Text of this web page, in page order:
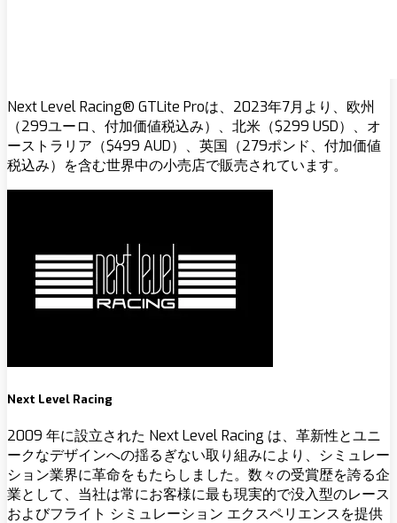
Next Level Racing® GTLite Proは、2023年7月より、欧州
（299ユーロ、付加価値税込み）、北米（$299 USD）、オ
ーストラリア（$499 AUD）、英国（279ポンド、付加価値
税込み）を含む世界中の小売店で販売されています。
Next Level Racing
2009 年に設立された Next Level Racing は、革新性とユニ
ークなデザインへの揺るぎない取り組みにより、シミュレー
ション業界に革命をもたらしました。数々の受賞歴を誇る企
業として、当社は常にお客様に最も現実的で没入型のレース
およびフライト シミュレーション エクスペリエンスを提供